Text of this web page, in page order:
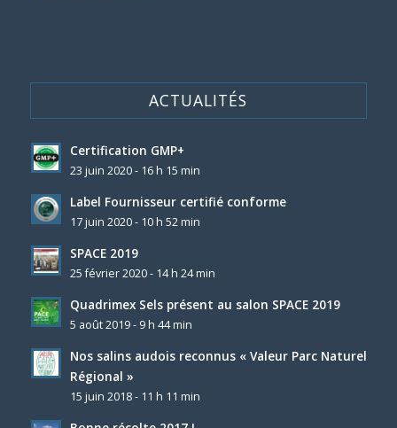
ACTUALITÉS
Certification GMP+
23 juin 2020 - 16 h 15 min
Label Fournisseur certifié conforme
17 juin 2020 - 10 h 52 min
SPACE 2019
25 février 2020 - 14 h 24 min
Quadrimex Sels présent au salon SPACE 2019
5 août 2019 - 9 h 44 min
Nos salins audois reconnus « Valeur Parc Naturel
Régional »
15 juin 2018 - 11 h 11 min